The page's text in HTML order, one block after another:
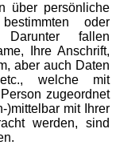
über persönliche
oder
Darunter fallen
Ihre Anschrift,
aber auch Daten
welche mit
zugeordnet
)mittelbar mit Ihrer
werden, sind